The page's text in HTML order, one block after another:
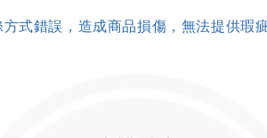
式錯誤，造成商品損傷，無法提供瑕